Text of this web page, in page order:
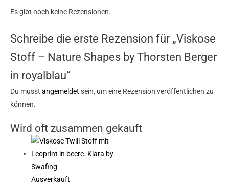
Es gibt noch keine Rezensionen.
Schreibe die erste Rezension für „Viskose
Stoff – Nature Shapes by Thorsten Berger
in royalblau“
Du musst angemeldet sein, um eine Rezension veröffentlichen zu
können.
Wird oft zusammen gekauft
Ausverkauft